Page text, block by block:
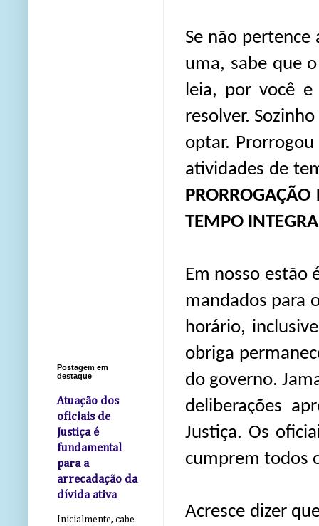
Se não
uma, sabe que
leia, por você
resolver.
optar.
atividades de
TEMPO
Em nosso estão
mandados para
horário,
obriga
do governo.
deliberações
Justiça. Os
cumprem todos
Acresce dizer
Postagem em
destaque
Atuação dos
oficiais de
Justiça é
fundamental
para a
arrecadação da
dívida ativa
Inicialmente, cabe